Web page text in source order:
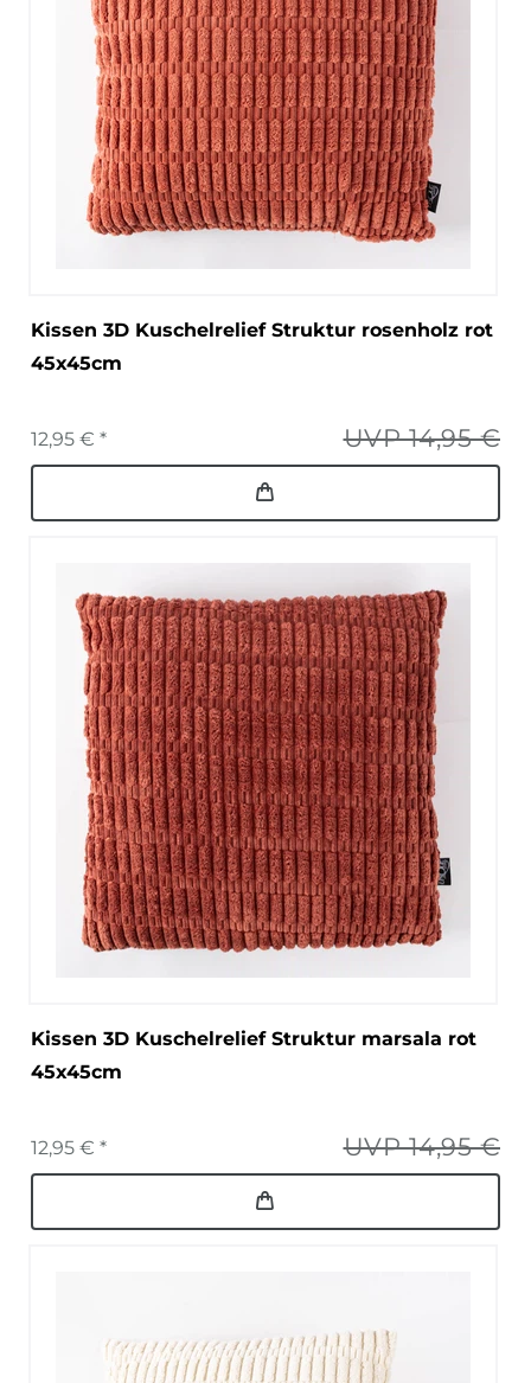
Kissen 3D Kuschelrelief Struktur rosenholz rot
45x45cm
UVP 14,95 €
12,95 € *
Kissen 3D Kuschelrelief Struktur marsala rot
45x45cm
UVP 14,95 €
12,95 € *